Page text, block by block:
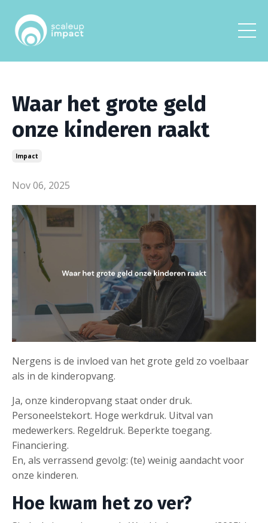
Waar het grote geld
onze kinderen raakt
Impact
Nov 06, 2025
Nergens is de invloed van het grote geld zo voelbaar
als in de kinderopvang.
Ja, onze kinderopvang staat onder druk.
Personeelstekort. Hoge werkdruk. Uitval van
medewerkers. Regeldruk. Beperkte toegang.
Financiering.
En, als verrassend gevolg: (te) weinig aandacht voor
onze kinderen.
Hoe kwam het zo ver?